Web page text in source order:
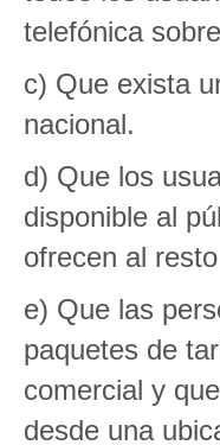
telefónica
c) Que exista
nacional.
d) Que los
disponible al
ofrecen al
e) Que las
paquetes de
comercial y
desde una